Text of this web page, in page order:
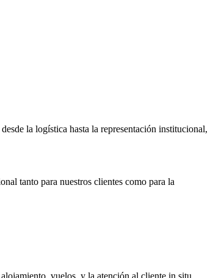
la logística hasta la representación institucional,
tanto para nuestros clientes como para la
vuelos, y la atención al cliente in situ.